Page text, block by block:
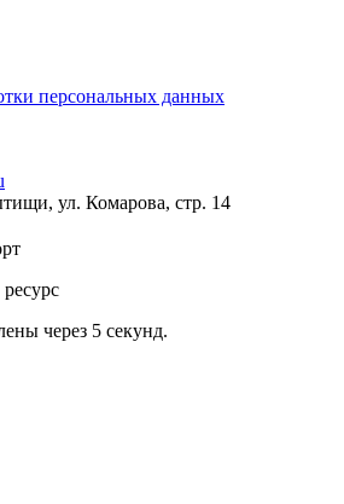
персональных данных
ул. Комарова, стр. 14
через 5 секунд.